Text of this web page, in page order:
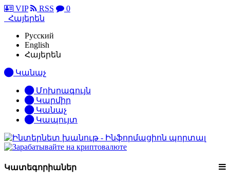
VIP RSS
0
Հայերեն
Русский
English
Հայերեն
Կանաչ
Մոխրագույն
Կարմիր
Կանաչ
Կապույտ
Կատեգորիաներ